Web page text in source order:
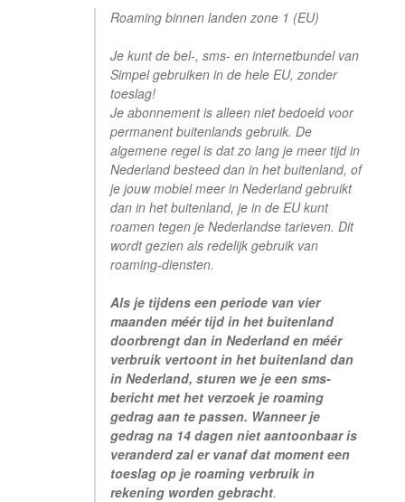
Roaming binnen landen zone 1 (EU)
Je kunt de bel-, sms- en internetbundel van
Simpel gebruiken in de hele EU, zonder
toeslag!
Je abonnement is alleen niet bedoeld voor
permanent buitenlands gebruik. De
algemene regel is dat zo lang je meer tijd in
Nederland besteed dan in het buitenland, of
je jouw mobiel meer in Nederland gebruikt
dan in het buitenland, je in de EU kunt
roamen tegen je Nederlandse tarieven. Dit
wordt gezien als redelijk gebruik van
roaming-diensten.
Als je tijdens een periode van vier
maanden méér tijd in het buitenland
doorbrengt dan in Nederland en méér
verbruik vertoont in het buitenland dan
in Nederland, sturen we je een sms-
bericht met het verzoek je roaming
gedrag aan te passen. Wanneer je
gedrag na 14 dagen niet aantoonbaar is
veranderd zal er vanaf dat moment een
toeslag op je roaming verbruik in
rekening worden gebracht.